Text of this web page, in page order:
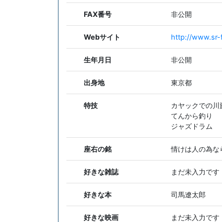
FAX番号 非公開
Webサイト http://www.sr-
生年月日 非公開
出身地 東京都
特技
カヤックでの川
てんから釣り
ジャズドラム
座右の銘 情けは人の為な
好きな雑誌 まだ未入力です
好きな本 司馬遼太郎
好きな映画 まだ未入力です